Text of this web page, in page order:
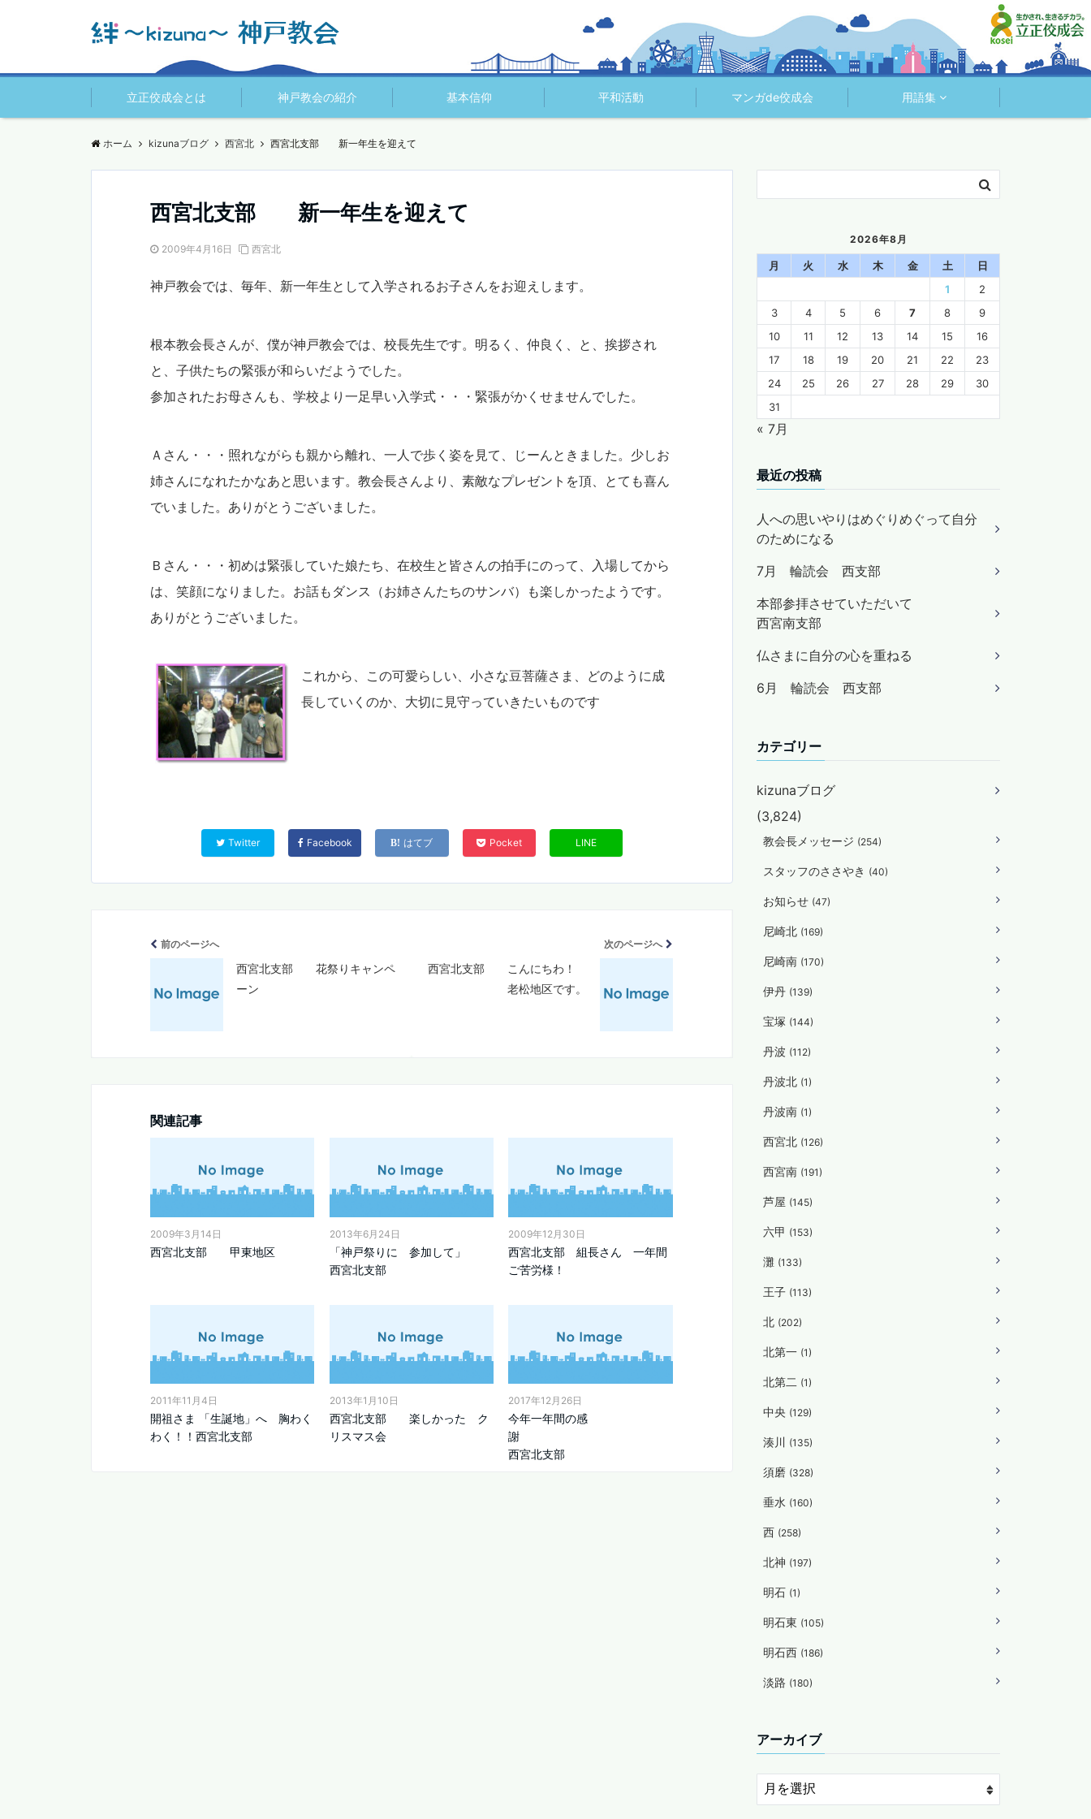
立正佼成会とは 神戸教会の紹介 基本信仰 平和活動 マンガde佼成会 用語集
ホーム kizunaブログ 西宮北 西宮北支部 新一年生を迎えて
西宮北支部 新一年生を迎えて
2009年4月16日 西宮北
神戸教会では、毎年、新一年生として入学されるお子さんをお迎えします。
根本教会長さんが、僕が神戸教会では、校長先生です。明るく、仲良く、と、挨拶され
と、子供たちの緊張が和らいだようでした。
参加されたお母さんも、学校より一足早い入学式・・・緊張がかくせませんでした。
Ａさん・・・照れながらも親から離れ、一人で歩く姿を見て、じーんときました。少しお
姉さんになれたかなあと思います。教会長さんより、素敵なプレゼントを頂、とても喜ん
でいました。ありがとうございました。
Ｂさん・・・初めは緊張していた娘たち、在校生と皆さんの拍手にのって、入場してから
は、笑顔になりました。お話もダンス（お姉さんたちのサンバ）も楽しかったようです。
ありがとうございました。
これから、この可愛らしい、小さな豆菩薩さま、どのように成
長していくのか、大切に見守っていきたいものです
Twitter Facebook はてブ Pocket LINE
前のページへ
西宮北支部 花祭りキャンペ
ーン
次のページへ
西宮北支部 こんにちわ！
老松地区です。
関連記事
2009年3月14日
西宮北支部 甲東地区
2013年6月24日
「神戸祭りに 参加して」
西宮北支部
2009年12月30日
西宮北支部 組長さん 一年間
ご苦労様！
2011年11月4日
開祖さま 「生誕地」へ 胸わく
わく！！西宮北支部
2013年1月10日
西宮北支部 楽しかった ク
リスマス会
2017年12月26日
今年一年間の感
謝
西宮北支部
2026年8月
月 火 水 木 金 土
日
1
2
3
4 5 6 7 8
9
10
11 12 13 14 15
16
17
18 19 20 21 22
23
24
25 26 27 28 29
30
31
« 7月
最近の投稿
人への思いやりはめぐりめぐって自分
のためになる
7月 輪読会 西支部
本部参拝させていただいて
西宮南支部
仏さまに自分の心を重ねる
6月 輪読会 西支部
カテゴリー
kizunaブログ
(3,824)
教会長メッセージ (254)
スタッフのささやき (40)
お知らせ (47)
尼崎北 (169)
尼崎南 (170)
伊丹 (139)
宝塚 (144)
丹波 (112)
丹波北 (1)
丹波南 (1)
西宮北 (126)
西宮南 (191)
芦屋 (145)
六甲 (153)
灘 (133)
王子 (113)
北 (202)
北第一 (1)
北第二 (1)
中央 (129)
湊川 (135)
須磨 (328)
垂水 (160)
西 (258)
北神 (197)
明石 (1)
明石東 (105)
明石西 (186)
淡路 (180)
アーカイブ